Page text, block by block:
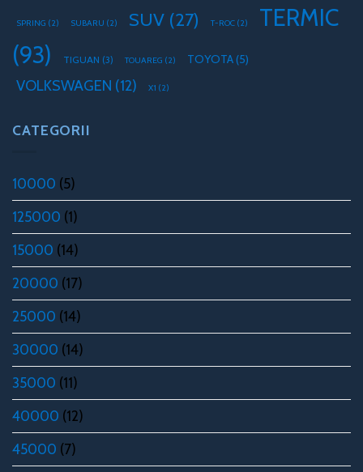
SPRING (2) SUBARU (2) SUV (27) T-ROC (2)
TERMIC
(93)
TIGUAN (3) TOUAREG (2) TOYOTA(5)
VOLKSWAGEN (12) X1 (2)
CATEGORII
10000 (5)
125000 (1)
15000 (14)
20000 (17)
25000 (14)
30000 (14)
35000 (11)
40000 (12)
45000 (7)